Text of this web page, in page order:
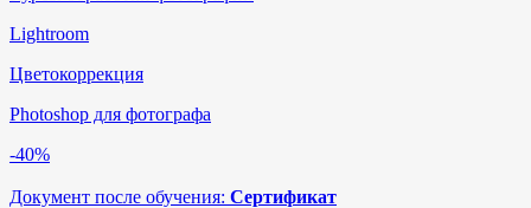
Lightroom
Цветокоррекция
Photoshop для фотографа
-40%
Документ после обучения: Сертификат